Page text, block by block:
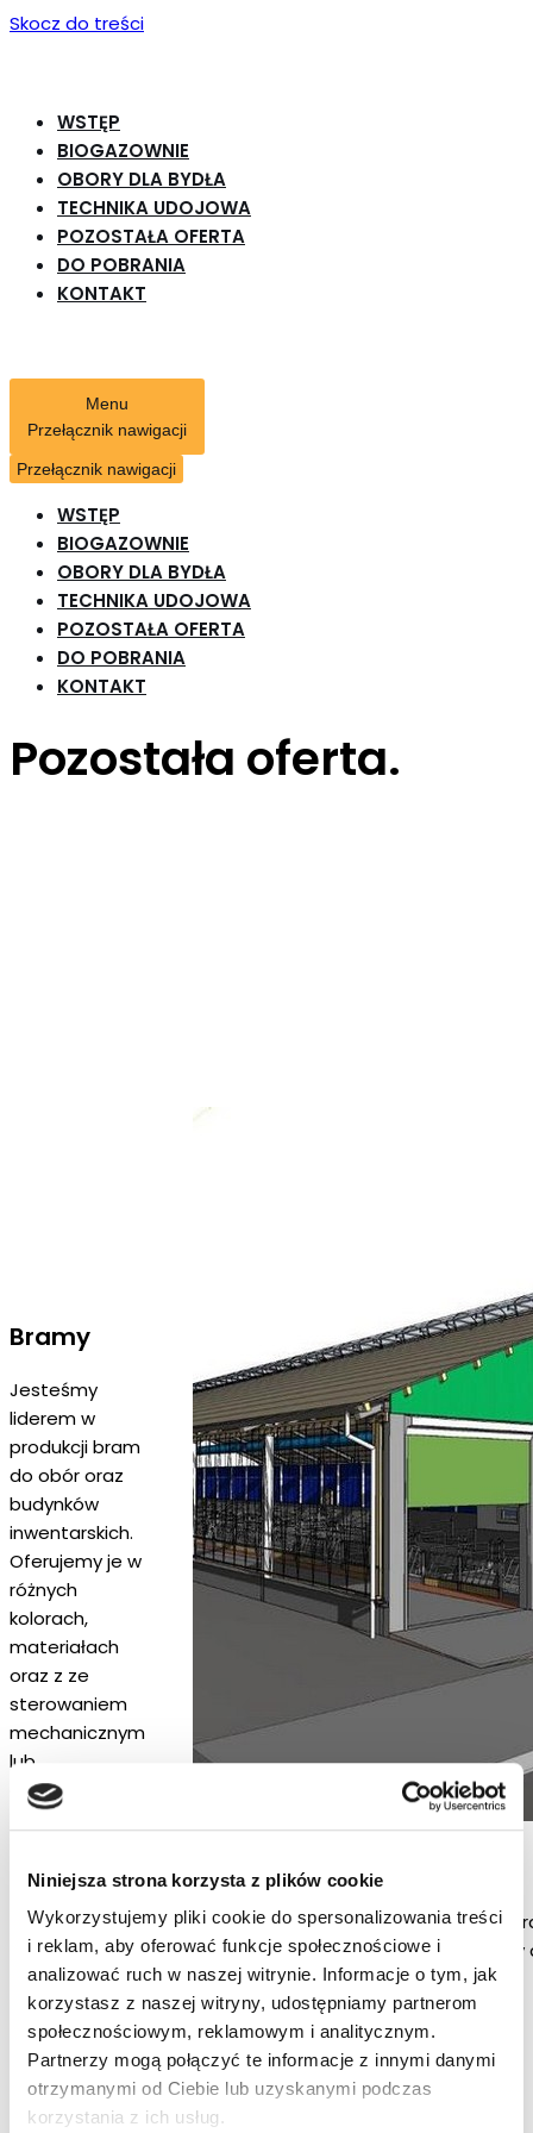
Niniejsza strona korzysta z plików cookie
Wykorzystujemy pliki cookie do spersonalizowania treści
i reklam, aby oferować funkcje społecznościowe i
analizować ruch w naszej witrynie. Informacje o tym, jak
korzystasz z naszej witryny, udostępniamy partnerom
społecznościowym, reklamowym i analitycznym.
Partnerzy mogą połączyć te informacje z innymi danymi
otrzymanymi od Ciebie lub uzyskanymi podczas
korzystania z ich usług.
Skocz do treści
WSTĘP
BIOGAZOWNIE
OBORY DLA BYDŁA
TECHNIKA UDOJOWA
POZOSTAŁA OFERTA
DO POBRANIA
KONTAKT
Menu
Przełącznik nawigacji
Przełącznik nawigacji
WSTĘP
BIOGAZOWNIE
OBORY DLA BYDŁA
TECHNIKA UDOJOWA
POZOSTAŁA OFERTA
DO POBRANIA
KONTAKT
Pozostała oferta.
Bramy
Jesteśmy
liderem w
produkcji bram
do obór oraz
budynków
inwentarskich.
Oferujemy je w
różnych
kolorach,
materiałach
oraz z ze
sterowaniem
mechanicznym
lub
elektrycznym.
Usługi projektowe
Nasz zespół projektantów jest w stanie
jak i całych ferm bydła, trzody chlewnej